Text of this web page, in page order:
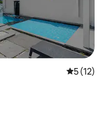
從 12 則
5 (12)